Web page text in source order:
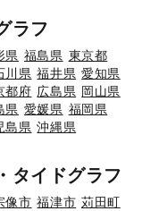
ラフ
県 福島県 東京都
川県 福井県 愛知県
都府 広島県 岡山県
県 愛媛県 福岡県
島県 沖縄県
タイドグラフ
像市 福津市 苅田町